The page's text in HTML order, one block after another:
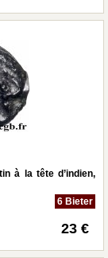
à la tête d’indien,
6 Bieter
23 €